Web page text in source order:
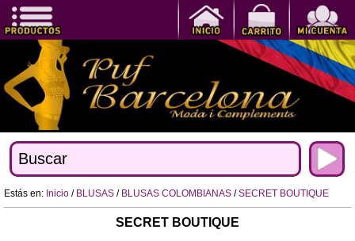
Estás en: Inicio / BLUSAS / BLUSAS COLOMBIANAS /SECRET BOUTIQUE
SECRET BOUTIQUE